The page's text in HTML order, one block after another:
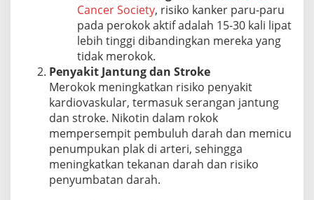
Cancer Society, risiko kanker paru-paru
pada perokok aktif adalah 15-30 kali lipat
lebih tinggi dibandingkan mereka yang
tidak merokok.
Penyakit Jantung dan Stroke
Merokok meningkatkan risiko penyakit
kardiovaskular, termasuk serangan jantung
dan stroke. Nikotin dalam rokok
mempersempit pembuluh darah dan memicu
penumpukan plak di arteri, sehingga
meningkatkan tekanan darah dan risiko
penyumbatan darah.